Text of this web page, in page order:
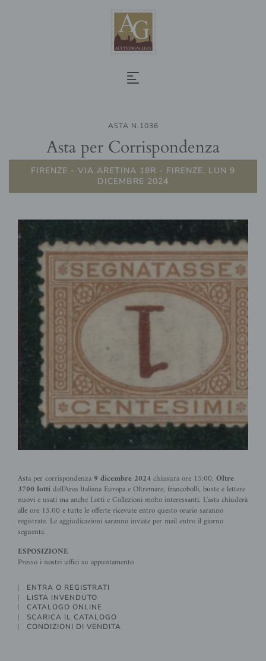
ASTA N.1036
Asta per Corrispondenza
FIRENZE - VIA ARETINA 18R - FIRENZE, LUN 9
DICEMBRE 2024
Asta per corrispondenza 9 dicembre 2024 chiusura ore 15:00. Oltre
3700 lottidell'Area Italiana Europa e Oltremare, francobolli, buste e lettere
nuovi e usati ma anche Lotti e Collezioni molto interessanti. L'asta chiuderà
alle ore 15.00 e tutte le offerte ricevute entro questo orario saranno
registrate. Le aggiudicazioni saranno inviate per mail entro il giorno
seguente.
ESPOSIZIONE
Presso i nostri uffici su appuntamento
ENTRA O REGISTRATI
LISTA INVENDUTO
CATALOGO ONLINE
SCARICA IL CATALOGO
CONDIZIONI DI VENDITA